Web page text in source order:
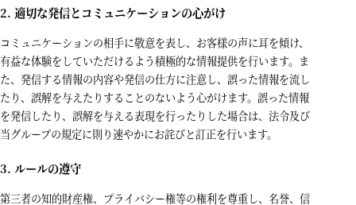
2. 適切な発信とコミュニケーションの心がけ
コミュニケーションの相手に敬意を表し、お客様の声に耳を傾け、
有益な体験をしていただけるよう積極的な情報提供を行います。ま
た、発信する情報の内容や発信の仕方に注意し、誤った情報を流し
たり、誤解を与えたりすることのないよう心がけます。誤った情報
を発信したり、誤解を与える表現を行ったりした場合は、法令及び
当グループの規定に則り速やかにお詫びと訂正を行います。
3. ルールの遵守
第三者の知的財産権、プライバシー権等の権利を尊重し、名誉、信